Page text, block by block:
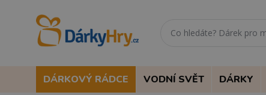
DÁRKOVÝ RÁDCE VODNÍ SVĚT DÁRKY